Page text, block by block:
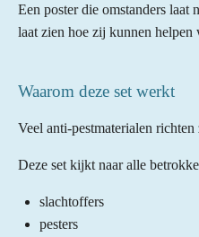
Een poster die omstanders laat
laat zien hoe zij kunnen helpen
Waarom deze set werkt
Veel anti-pestmaterialen
Deze set kijkt naar alle
slachtoffers
pesters